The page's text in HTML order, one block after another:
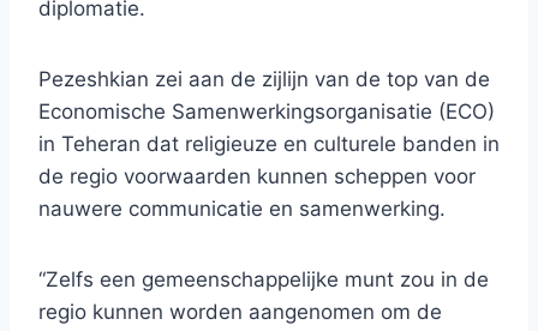
diplomatie.
Pezeshkian zei aan de zijlijn van de top van de
Economische Samenwerkingsorganisatie (ECO)
in Teheran dat religieuze en culturele banden in
de regio voorwaarden kunnen scheppen voor
nauwere communicatie en samenwerking.
“Zelfs een gemeenschappelijke munt zou in de
regio kunnen worden aangenomen om de